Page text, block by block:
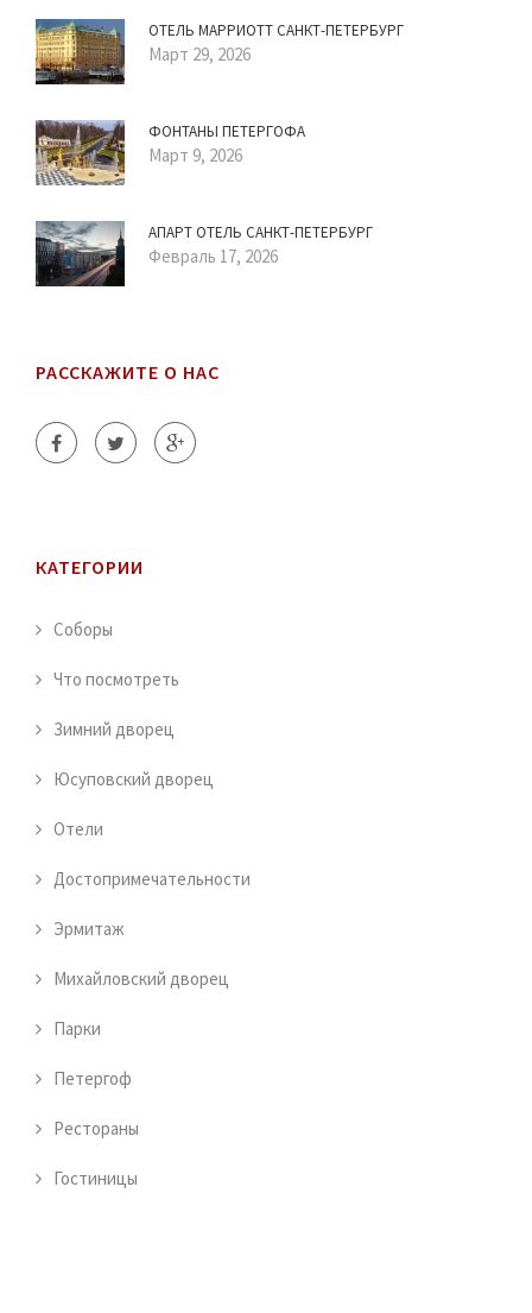
ОТЕЛЬ МАРРИОТТ САНКТ-ПЕТЕРБУРГ
Март 29, 2026
ФОНТАНЫ ПЕТЕРГОФА
Март 9, 2026
АПАРТ ОТЕЛЬ САНКТ-ПЕТЕРБУРГ
Февраль 17, 2026
РАССКАЖИТЕ О НАС
КАТЕГОРИИ
Соборы
Что посмотреть
Зимний дворец
Юсуповский дворец
Отели
Достопримечательности
Эрмитаж
Михайловский дворец
Парки
Петергоф
Рестораны
Гостиницы